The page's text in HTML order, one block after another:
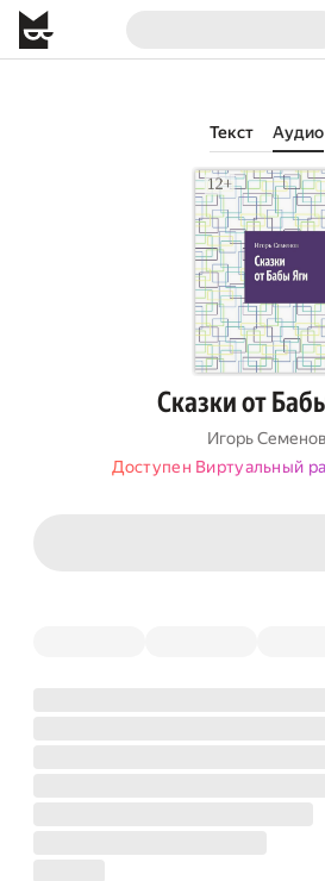
Текст Аудио
Сказки от
Игорь Семенов
Доступен Виртуальный